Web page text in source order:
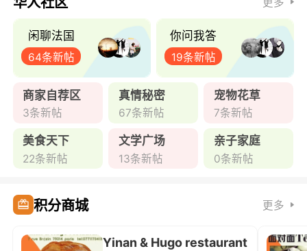
闲聊法国
64条新帖
你问我答
19条新帖
商家自荐区
3条新帖
真情秘密
67条新帖
宠物花草
7条新帖
美食天下
22条新帖
文学广场
13条新帖
亲子家庭
0条新帖
积分商城 更多
Yinan & Hugo restaurant